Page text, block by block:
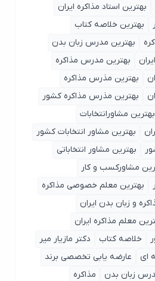
استاد مذاکره ایران
خلاصه کتاب
بهترین مدرس زبان بدن
بهترین مدرس مذاکره
بهترین مذرس مذاکره
بهترین مذرس مذاکره کشور
مشاورانتخابات
بهترین مشاور انتخابات کشور
بهترین مشاور انتخاباتی
و کار
معلم خصوصی مذاکره
بدن ایران
مذاکره ایران
کتاب
دکتر مازیار میر
عارضه یابی تخصصی برند
بدن
مذاکره